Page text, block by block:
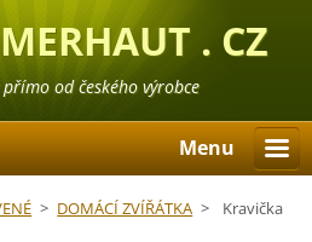
. CZ
od českého výrobce
Menu
> DOMÁCÍ ZVÍŘÁTKA > Kravička